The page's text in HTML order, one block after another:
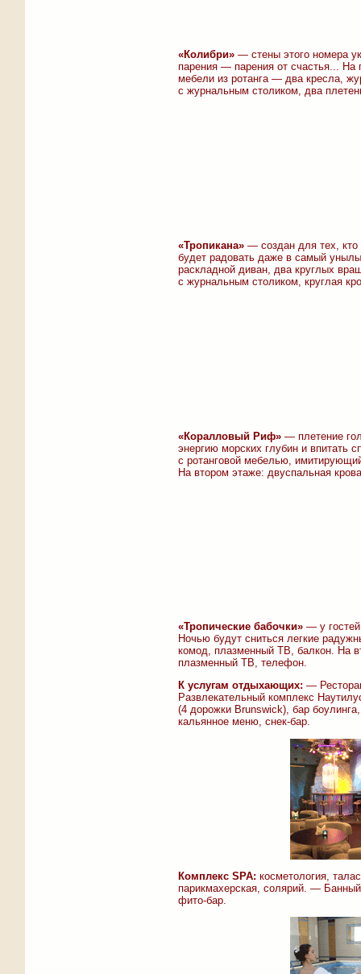
«Колибри» — стены этого номера
парения — парения от счастья...
мебели из ротанга — два кресла,
с журнальным столиком, два
«Тропикана» — создан для тех, кто
будет радовать даже в самый
раскладной диван, два круглых
с журнальным столиком, круглая
«Коралловый Риф» — плетение
энергию морских глубин и впитать
с ротанговой мебелью,
На втором этаже: двуспальная
«Тропические бабочки» — у
Ночью будут сниться легкие
комод, плазменный ТВ, балкон. На
плазменный ТВ, телефон.
К услугам отдыхающих: —
Развлекательный комплекс
(4 дорожки Brunswick), бар
кальянное меню, снек-бар.
Комплекс SPA: косметология,
парикмахерская, солярий. —
фито-бар.